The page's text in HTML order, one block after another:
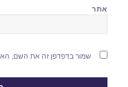
אתר
שמור בדפדפן זה את השם,